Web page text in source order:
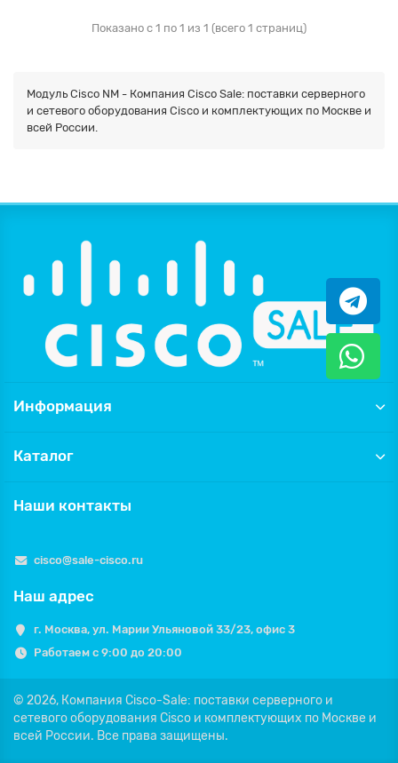
Показано с 1 по 1 из 1 (всего 1 страниц)
Модуль Cisco NM - Компания Cisco Sale: поставки серверного
и сетевого оборудования Cisco и комплектующих по Москве и
всей России.
Информация
Каталог
Наши контакты
cisco@sale-cisco.ru
Наш адрес
г. Москва, ул. Марии Ульяновой 33/23, офис 3
Работаем с 9:00 до 20:00
© 2026, Компания Cisco-Sale: поставки серверного и
сетевого оборудования Cisco и комплектующих по Москве и
всей России. Все права защищены.